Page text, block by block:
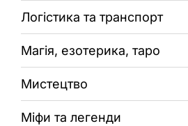
Логістика та транспорт
Магія, езотерика, таро
Мистецтво
Міфи та легенди